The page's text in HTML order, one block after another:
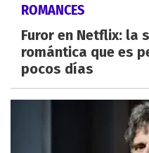
ROMANCES
Furor en Netflix: la
romántica que es
pocos días